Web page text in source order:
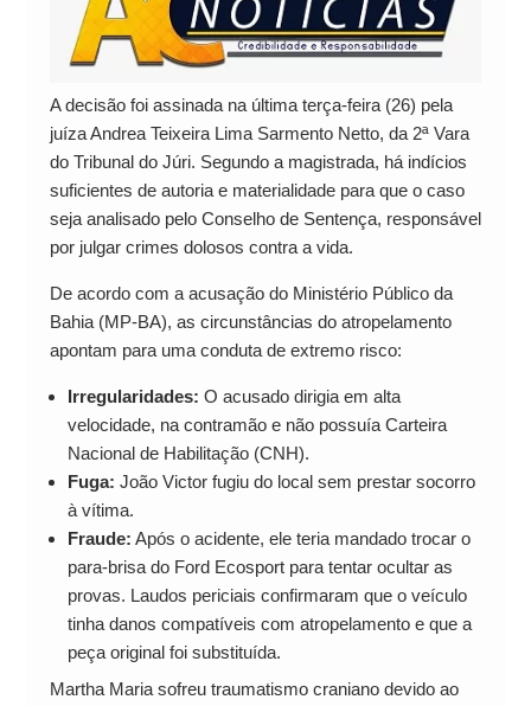
A decisão foi assinada na última terça-feira (26) pela
juíza Andrea Teixeira Lima Sarmento Netto, da 2ª Vara
do Tribunal do Júri. Segundo a magistrada, há indícios
suficientes de autoria e materialidade para que o caso
seja analisado pelo Conselho de Sentença, responsável
por julgar crimes dolosos contra a vida.
De acordo com a acusação do Ministério Público da
Bahia (MP-BA), as circunstâncias do atropelamento
apontam para uma conduta de extremo risco:
Irregularidades: O acusado dirigia em alta
velocidade, na contramão e não possuía Carteira
Nacional de Habilitação (CNH).
Fuga: João Victor fugiu do local sem prestar socorro
à vítima.
Fraude: Após o acidente, ele teria mandado trocar o
para-brisa do Ford Ecosport para tentar ocultar as
provas. Laudos periciais confirmaram que o veículo
tinha danos compatíveis com atropelamento e que a
peça original foi substituída.
Martha Maria sofreu traumatismo craniano devido ao